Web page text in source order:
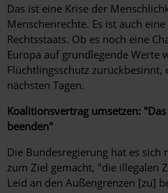
Das ist eine Krise der
Menschenrechte. Es ist auch
Rechtsstaats. Ob es noch eine
Europa auf grundlegende Werte
Flüchtlingsschutz zurückbesinnt,
nächsten Tagen.
Koalitionsvertrag umsetzen:
beenden"
Die Bundesregierung hat es
zum Ziel gemacht, "die illegalen
Leid an den Außengrenzen [zu]